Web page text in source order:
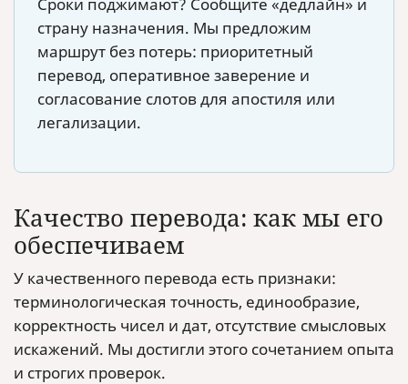
страну назначения. Мы предложим
маршрут без потерь: приоритетный
перевод, оперативное заверение и
согласование слотов для апостиля или
легализации.
Качество перевода: как мы его
обеспечиваем
У качественного перевода есть признаки:
терминологическая точность, единообразие,
корректность чисел и дат, отсутствие смысловых
искажений. Мы достигли этого сочетанием опыта
и строгих проверок.